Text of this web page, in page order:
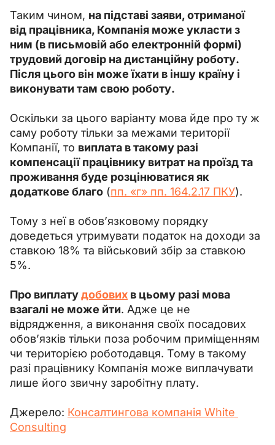
Таким чином, на підставі заяви, отриманої
від працівника, Компанія може укласти з
ним (в письмовій або електронній формі)
трудовий договір на дистанційну роботу.
Після цього він може їхати в іншу країну і
виконувати там свою роботу.
Оскільки за цього варіанту мова йде про ту ж
саму роботу тільки за межами території
Компанії, то виплата в такому разі
компенсації працівнику витрат на проїзд та
проживання буде розцінюватися як
додаткове благо (пп. «г» пп. 164.2.17 ПКУ).
Тому з неї в обов’язковому порядку
доведеться утримувати податок на доходи за
ставкою 18% та військовий збір за ставкою
5%.
Про виплату добових в цьому разі мова
взагалі не може йти. Адже це не
відрядження, а виконання своїх посадових
обов’язків тільки поза робочим приміщенням
чи територією роботодавця. Тому в такому
разі працівнику Компанія може виплачувати
лише його звичну заробітну плату.
Джерело: Консалтингова компанія White
Consulting